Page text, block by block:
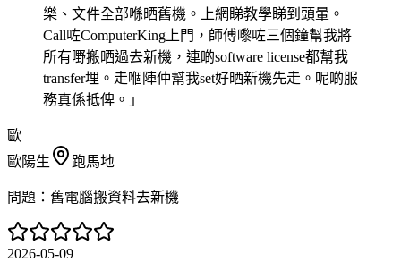
樂、文件全部喺晒舊機。上網睇教學睇到頭暈。
Call咗ComputerKing上門，師傅嚟咗三個鐘幫我將
所有嘢搬晒過去新機，連啲software license都幫我
transfer埋。走嗰陣仲幫我set好晒新機先走。呢啲服
務真係抵俾。 」
歐
歐陽生
跑馬地
問題： 舊電腦搬資料去新機
2026-05-09